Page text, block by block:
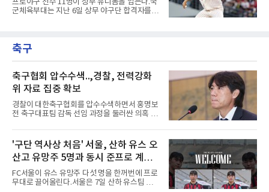
다. 팀은 애리조나를 5-1로 꺾고 서부지구 2위와
1경기 차로 좁혔다.김하성의 상황은 더 어렵다.
다. 지난 4일 부상자명단(IL)에서 해제돼 복귀했
지만 주전 경쟁에서 밀려난
프로야구 선수 11명이 상무 유니폼을 입는다.국
군체육부대는 지난 6일 상무 야구단 합격자를
이 합격했다. 롯데 자이언츠는 오른손 불펜 최준
용과 이민석, 내야수 이호준 세 명이 이름을 올
수 함수호, 내야수 심재훈이 통보를 받았다.두산
베어스 투수 최지강과 키움 히어로즈 외야수 원
성준도 상무에서 군 복무를 하게 됐다. 반면 LG
트윈스와 한화 이글스, SSG 랜더스, NC 다이노
스, kt wiz에서는 합격자가 나오지 않았다.이들
은 올해 12월 입대해 2028
축구
축구협회 압수수색..,경찰, 전력강화
위 자료 집중 확보
경찰이 대한축구협회를 압수수색하면서 홍명보
전 축구대표팀 감독 선임 과정을 둘러싼 의혹 규
비판이 홍 전 감독에게 집중됐지만 경찰의 시선
은 다른 곳을 향한다. 성적 부진과 별개로 선임
과정에 부당함이 있었는지가 수사의 본류다.7일
연합뉴스 취재를 종합하면 서울경찰청 광역수사
단 금융범죄수사대는 전날 축구협회 사무실 등
을 압수수색해 감독 선임 관련 자료를 다수 확보
했다. 특히 감독 후보를 검토해 이사회에 추천하
'구단 역사상 처음' 서울, 산하 유스 오
산고 유망주 5명과 동시 준프로 계
약...ACL2 겨냥
FC서울이 유스 유망주 다섯 명을 한꺼번에 프로
무대로 끌어올린다.서울은 7일 산하 유스팀 서